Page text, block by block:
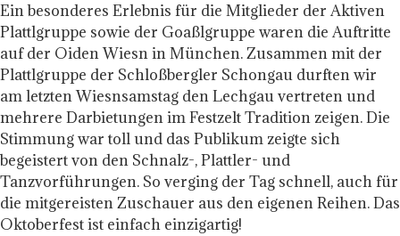
Ein besonderes Erlebnis für die Mitglieder der Aktiven
Plattlgruppe sowie der Goaßlgruppe waren die Auftritte
auf der Oiden Wiesn in München. Zusammen mit der
Plattlgruppe der Schloßbergler Schongau durften wir
am letzten Wiesnsamstag den Lechgau vertreten und
mehrere Darbietungen im Festzelt Tradition zeigen. Die
Stimmung war toll und das Publikum zeigte sich
begeistert von den Schnalz-, Plattler- und
Tanzvorführungen. So verging der Tag schnell, auch für
die mitgereisten Zuschauer aus den eigenen Reihen. Das
Oktoberfest ist einfach einzigartig!